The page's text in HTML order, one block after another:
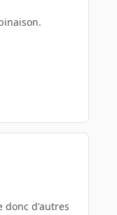
donc d'autres